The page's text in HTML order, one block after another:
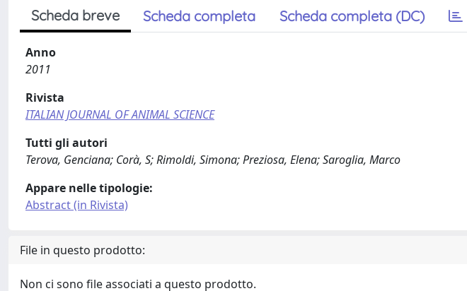
Scheda breve Scheda completa Scheda completa (DC)
Anno
2011
Rivista
ITALIAN JOURNAL OF ANIMAL SCIENCE
Tutti gli autori
Terova, Genciana; Corà, S; Rimoldi, Simona; Preziosa, Elena; Saroglia, Marco
Appare nelle tipologie:
Abstract (in Rivista)
File in questo prodotto:
Non ci sono file associati a questo prodotto.